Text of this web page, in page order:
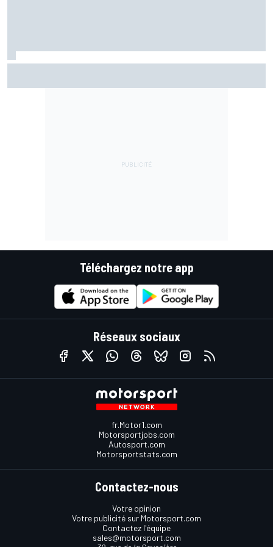
Téléchargez notre app
Réseaux sociaux
fr.Motor1.com
Motorsportjobs.com
Autosport.com
Motorsportstats.com
Contactez-nous
Votre opinion
Votre publicité sur Motorsport.com
Contactez l'équipe
sales@motorsport.com